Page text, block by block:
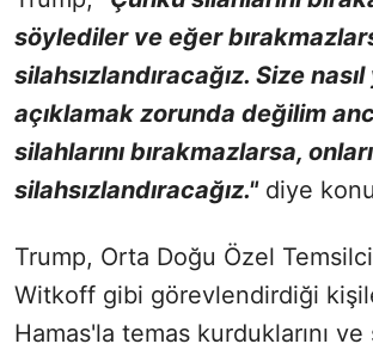
söylediler ve eğer
silahsızlandıracağız. Size nasıl
açıklamak zorunda değilim
silahlarını bırakmazlarsa,
silahsızlandıracağız."diye
Trump, Orta Doğu Özel
Witkoff gibi görevlendirdiği
Hamas'la temas kurduklarını ve